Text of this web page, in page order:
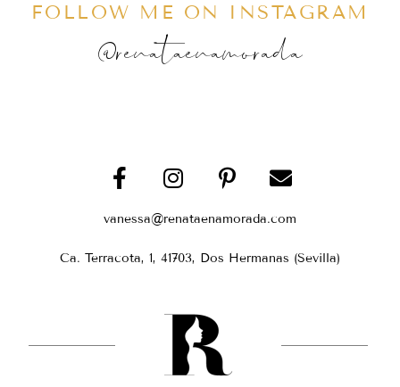
FOLLOW ME ON INSTAGRAM
@renataenamorada
vanessa@renataenamorada.com
Ca. Terracota, 1, 41703, Dos Hermanas (Sevilla)